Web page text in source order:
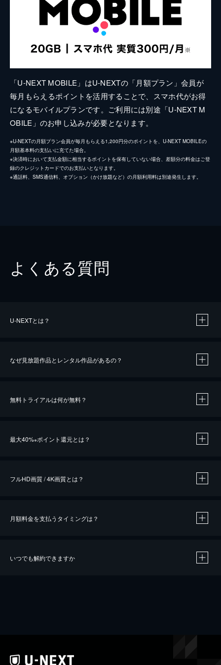
「U-NEXT MOBILE」はU-NEXTの「月額プラン」会員が
毎月もらえるポイントを活用することで、スマホ代がお得
になるモバイルプランです。ご利用には別途「U-NEXT M
OBILE」のお申し込みが必要となります。
※U-NEXTの月額プラン会員が毎月もらえる1,200円分のポイントを、U-NEXT MOBILEの
月額基本料の支払いに充てた場合。
※決済時において支払金額に相当するポイントを保有していない場合、差額分の料金はご登
録のクレジットカードでのお支払いとなります。
※通話料、SMS通信料、オプション（かけ放題など）の月額利用料は別途発生します。
よくある質問
U-NEXTとは？
なぜ見放題作品とレンタル作品があるの？
無料トライアルは何が無料？
最大40%※ポイント還元とは？
※40％ポイント還元の対象は、クレジットカード決済による作品の購入 / レンタルです。
フルHD画質 / 4K画質とは？
月額料金を支払うタイミングは？
いつでも解約できますか